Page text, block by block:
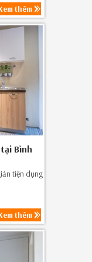
thêm
Bình
tiện dụng
thêm